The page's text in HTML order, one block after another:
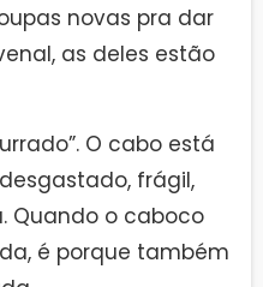
novas pra dar
as deles estão
O cabo está
frágil,
Quando o caboco
é porque também